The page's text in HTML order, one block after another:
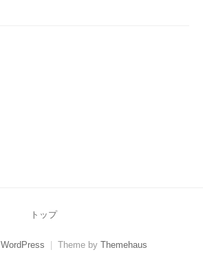
トップ
WordPress Theme by Themehaus